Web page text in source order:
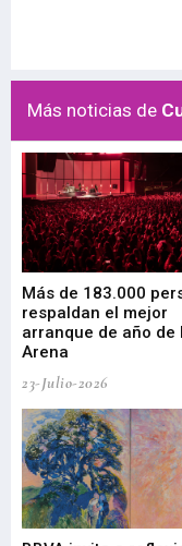
Más noticias de
Más de 183.000
respaldan el mejor
arranque de año de
Arena
23-Julio-2026